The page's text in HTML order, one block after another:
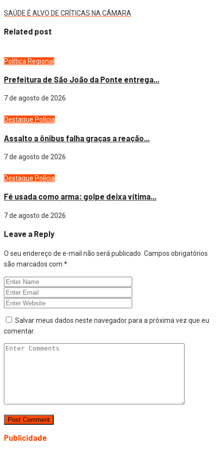
SAÚDE É ALVO DE CRÍTICAS NA CÂMARA
Related post
Política Regional
Prefeitura de São João da Ponte entrega...
7 de agosto de 2026
Destaque Polícia
Assalto a ônibus falha graças a reação...
7 de agosto de 2026
Destaque Polícia
Fé usada como arma: golpe deixa vítima...
7 de agosto de 2026
Leave a Reply
O seu endereço de e-mail não será publicado. Campos obrigatórios
são marcados com *
Salvar meus dados neste navegador para a próxima vez que eu
comentar.
Publicidade